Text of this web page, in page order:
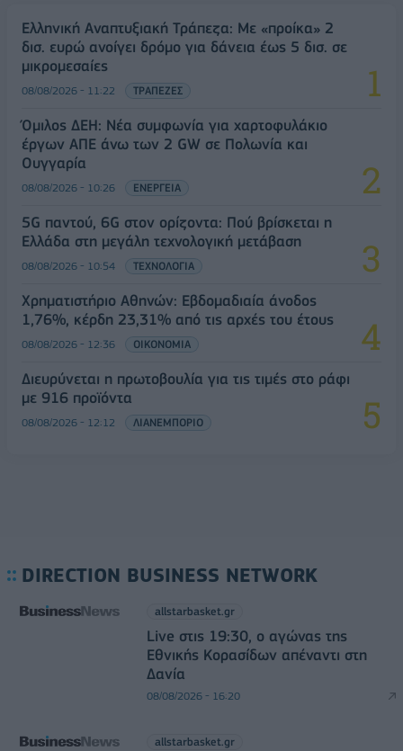
Ελληνική Αναπτυξιακή Τράπεζα: Με «προίκα» 2
δισ. ευρώ ανοίγει δρόμο για δάνεια έως 5 δισ. σε
μικρομεσαίες
08/08/2026 - 11:22 ΤΡΑΠΕΖΕΣ
Όμιλος ΔΕΗ: Νέα συμφωνία για χαρτοφυλάκιο
έργων ΑΠΕ άνω των 2 GW σε Πολωνία και
Ουγγαρία
08/08/2026 - 10:26 ΕΝΕΡΓΕΙΑ
5G παντού, 6G στον ορίζοντα: Πού βρίσκεται η
Ελλάδα στη μεγάλη τεχνολογική μετάβαση
08/08/2026 - 10:54 ΤΕΧΝΟΛΟΓΙΑ
Χρηματιστήριο Αθηνών: Εβδομαδιαία άνοδος
1,76%, κέρδη 23,31% από τις αρχές του έτους
08/08/2026 - 12:36 ΟΙΚΟΝΟΜΙΑ
Διευρύνεται η πρωτοβουλία για τις τιμές στο ράφι
με 916 προϊόντα
08/08/2026 - 12:12 ΛΙΑΝΕΜΠΟΡΙΟ
DIRECTION BUSINESS NETWORK
allstarbasket.gr
Live στις 19:30, ο αγώνας της
Εθνικής Κορασίδων απέναντι στη
Δανία
08/08/2026 - 16:20
allstarbasket.gr